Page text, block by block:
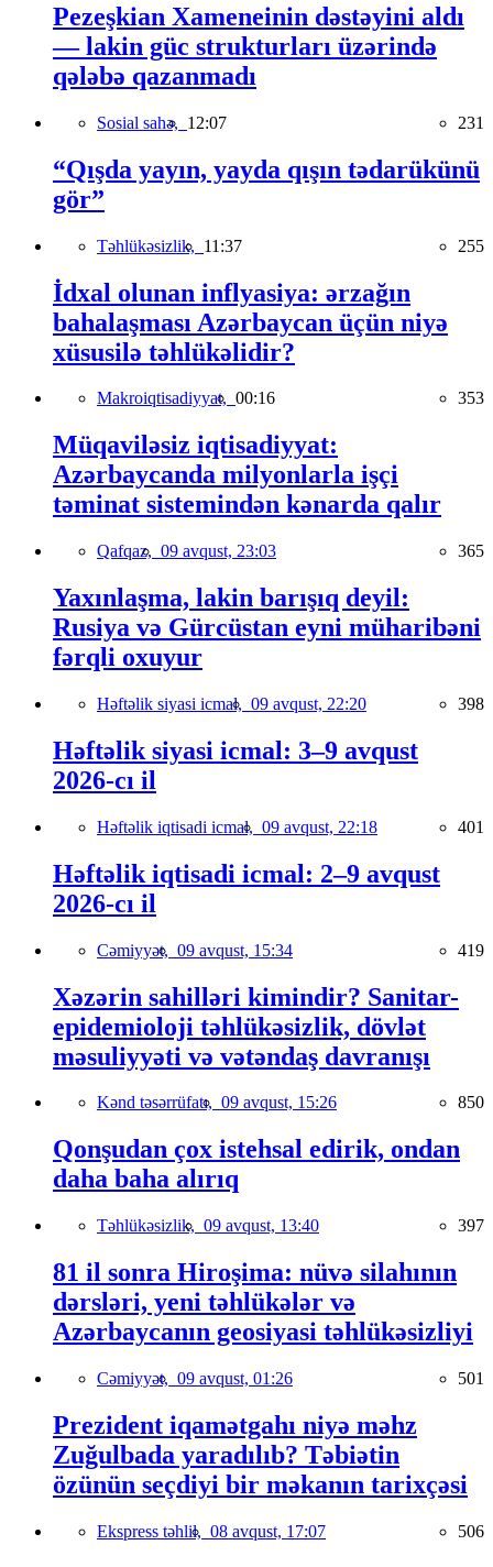
Pezeşkian Xameneinin dəstəyini aldı
— lakin güc strukturları üzərində
qələbə qazanmadı
Sosial sahə, 12:07 231
“Qışda yayın, yayda qışın tədarükünü
gör”
Təhlükəsizlik, 11:37 255
İdxal olunan inflyasiya: ərzağın
bahalaşması Azərbaycan üçün niyə
xüsusilə təhlükəlidir?
Makroiqtisadiyyat, 00:16 353
Müqaviləsiz iqtisadiyyat:
Azərbaycanda milyonlarla işçi
təminat sistemindən kənarda qalır
Qafqaz, 09 avqust, 23:03 365
Yaxınlaşma, lakin barışıq deyil:
Rusiya və Gürcüstan eyni müharibəni
fərqli oxuyur
Həftəlik siyasi icmal, 09 avqust, 22:20 398
Həftəlik siyasi icmal: 3–9 avqust
2026-cı il
Həftəlik iqtisadi icmal, 09 avqust, 22:18 401
Həftəlik iqtisadi icmal: 2–9 avqust
2026-cı il
Cəmiyyət, 09 avqust, 15:34 419
Xəzərin sahilləri kimindir? Sanitar-
epidemioloji təhlükəsizlik, dövlət
məsuliyyəti və vətəndaş davranışı
Kənd təsərrüfatı, 09 avqust, 15:26 850
Qonşudan çox istehsal edirik, ondan
daha baha alırıq
Təhlükəsizlik, 09 avqust, 13:40 397
81 il sonra Hiroşima: nüvə silahının
dərsləri, yeni təhlükələr və
Azərbaycanın geosiyasi təhlükəsizliyi
Cəmiyyət, 09 avqust, 01:26 501
Prezident iqamətgahı niyə məhz
Zuğulbada yaradılıb? Təbiətin
özünün seçdiyi bir məkanın tarixçəsi
Ekspress təhlil, 08 avqust, 17:07 506